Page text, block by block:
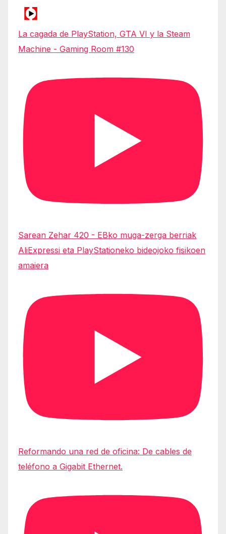
La cagada de PlayStation, GTA VI y la Steam
Machine - Gaming Room #130
Sarean Zehar 420 - EBko muga-zerga berriak
AliExpressi eta PlayStationeko bideojoko fisikoen
amaiera
Reformando una red de oficina: De cables de
teléfono a Gigabit Ethernet.